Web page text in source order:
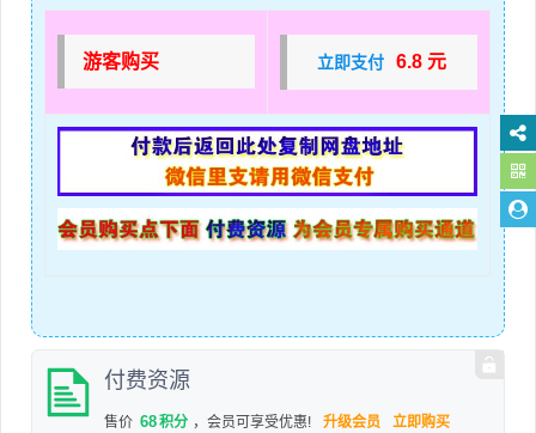
游客购买 立即支付 6.8 元
付费资源
售价 68积分 ，会员可享受优惠! 升级会员 立即购买